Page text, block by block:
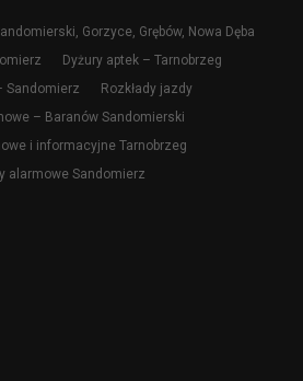
Gorzyce, Grębów, Nowa Dęba
Dyżury aptek – Tarnobrzeg
Sandomierz
Rozkłady jazdy
– Baranów Sandomierski
i informacyjne Tarnobrzeg
alarmowe Sandomierz